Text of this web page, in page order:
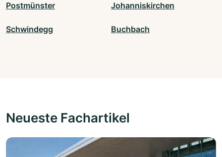
Postmünster Johanniskirchen
Schwindegg Buchbach
Neueste Fachartikel